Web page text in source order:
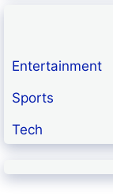
Entertainment
Sports
Tech